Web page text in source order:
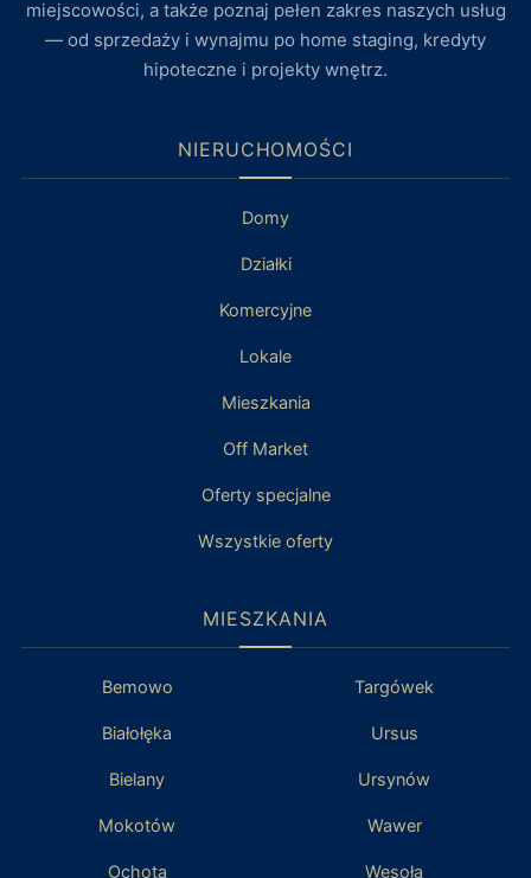
miejscowości, a także poznaj pełen zakres naszych usług
— od sprzedaży i wynajmu po home staging, kredyty
hipoteczne i projekty wnętrz.
NIERUCHOMOŚCI
Domy
Działki
Komercyjne
Lokale
Mieszkania
Off Market
Oferty specjalne
Wszystkie oferty
MIESZKANIA
Bemowo
Białołęka
Bielany
Mokotów
Ochota
Targówek
Ursus
Ursynów
Wawer
Wesoła